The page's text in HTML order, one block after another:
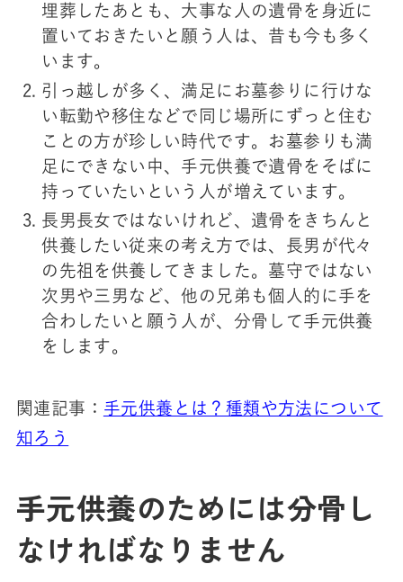
埋葬したあとも、大事な人の遺骨を身近に
置いておきたいと願う人は、昔も今も多く
います。
引っ越しが多く、満足にお墓参りに行けな
い転勤や移住などで同じ場所にずっと住む
ことの方が珍しい時代です。お墓参りも満
足にできない中、手元供養で遺骨をそばに
持っていたいという人が増えています。
長男長女ではないけれど、遺骨をきちんと
供養したい従来の考え方では、長男が代々
の先祖を供養してきました。墓守ではない
次男や三男など、他の兄弟も個人的に手を
合わしたいと願う人が、分骨して手元供養
をします。
関連記事： 手元供養とは？種類や方法について
知ろう
手元供養のためには分骨し
なければなりません